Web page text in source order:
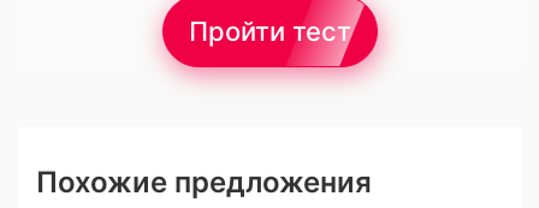
Пройти тест
Похожие предложения